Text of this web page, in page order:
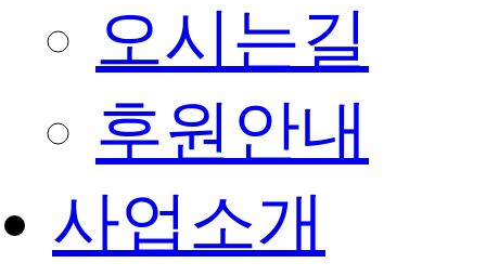
오시는길
후원안내
사업소개